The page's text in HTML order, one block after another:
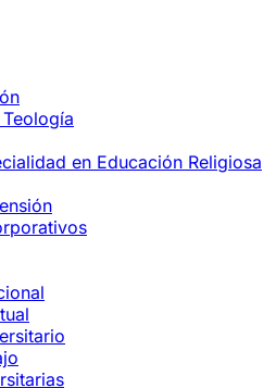
en Educación Religiosa